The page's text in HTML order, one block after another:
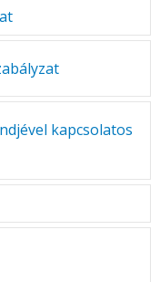
Okirata
kapcsolatos